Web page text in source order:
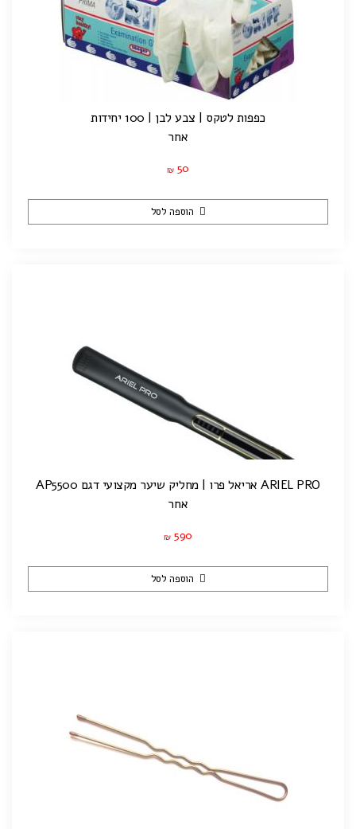
כפפות לטקס | צבע לבן | 100 יחידות
אחר
₪ 50
הוספה לסל
ARIEL PRO אריאל פרו | מחליק שיער מקצועי דגם AP5500
אחר
₪ 590
הוספה לסל